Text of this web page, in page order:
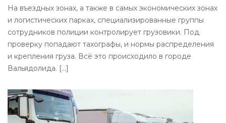
На въездных зонах, а также в самых экономических зонах
и логистических парках, специализированные группы
сотрудников полиции контролирует грузовики. Под
проверку попадают тахографы, и нормы распределения
и крепления груза. Всё это происходило в городе
Вальядолида. [...]